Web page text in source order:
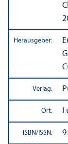
Herausgeber:
Verlag:
Ort:
ISBN/ ISSN: